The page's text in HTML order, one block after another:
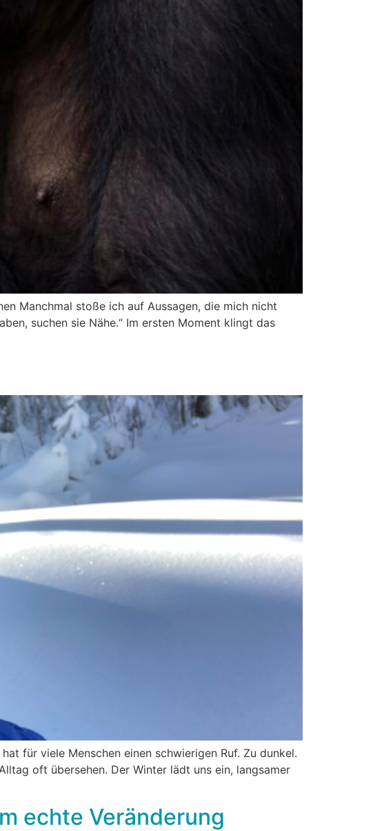
Manchmal stoße ich auf Aussagen, die mich nicht
suchen sie Nähe.“ Im ersten Moment klingt das
für viele Menschen einen schwierigen Ruf. Zu dunkel.
oft übersehen. Der Winter lädt uns ein, langsamer
echte Veränderung